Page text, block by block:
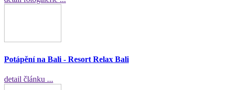
Potápění na Bali - Resort Relax Bali
detail článku ...